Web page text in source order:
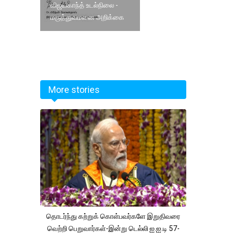
விஜயகாந்த் உடல்நிலை -
மருத்துவமனை அறிக்கை
More stories
தொடர்ந்து கற்றுக் கொள்பவர்களே இறுதிவரை
வெற்றி பெறுவார்கள்-இன்று டெல்லி ஐ.ஐ.டி 57-